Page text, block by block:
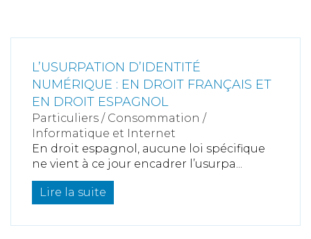
L’USURPATION D’IDENTITÉ
NUMÉRIQUE : EN DROIT FRANÇAIS ET
EN DROIT ESPAGNOL
Particuliers / Consommation /
Informatique et Internet
En droit espagnol, aucune loi spécifique
ne vient à ce jour encadrer l’usurpa...
Lire la suite